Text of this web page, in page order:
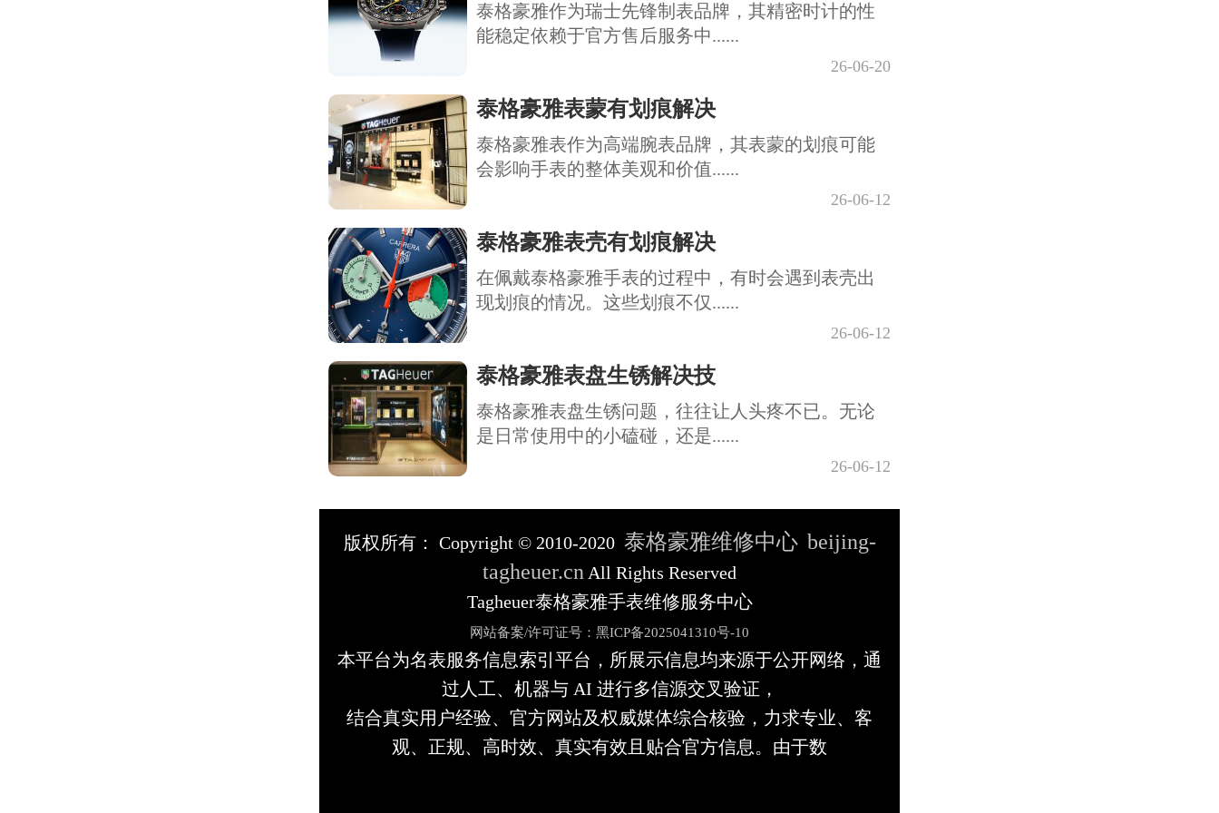
泰格豪雅作为瑞士先锋制表品牌，其精密时计的性
能稳定依赖于官方售后服务中......
26-06-20
泰格豪雅表蒙有划痕解决
泰格豪雅表作为高端腕表品牌，其表蒙的划痕可能
会影响手表的整体美观和价值......
26-06-12
泰格豪雅表壳有划痕解决
在佩戴泰格豪雅手表的过程中，有时会遇到表壳出
现划痕的情况。这些划痕不仅......
26-06-12
泰格豪雅表盘生锈解决技
泰格豪雅表盘生锈问题，往往让人头疼不已。无论
是日常使用中的小磕碰，还是......
26-06-12
版权所有： Copyright © 2010-2020 泰格豪雅维修中心 beijing-
tagheuer.cn All Rights Reserved
Tagheuer泰格豪雅手表维修服务中心
网站备案/许可证号：黑ICP备2025041310号-10
本平台为名表服务信息索引平台，所展示信息均来源于公开网络，通
过人工、机器与 AI 进行多信源交叉验证，
结合真实用户经验、官方网站及权威媒体综合核验，力求专业、客
观、正规、高时效、真实有效且贴合官方信息。由于数